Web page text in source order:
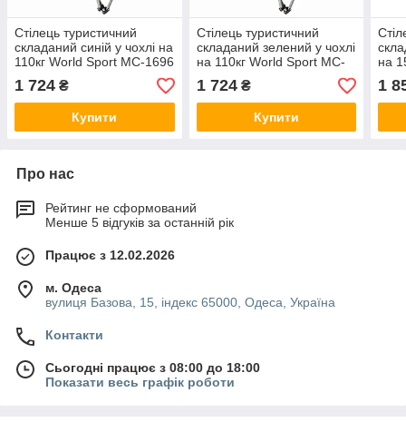
Стілець туристичний
складаний синій у чохлі на
110кг World Sport MC-1696
1 724 ₴
Купити
Стілець туристичний
складаний зелений у чохлі
на 110кг World Sport MC-
1696
1 724₴
Купити
на
1
Про нас
Рейтинг не сформований
Менше 5 відгуків за останній рік
Працює з 12.02.2026
м. Одеса
вулиця Базова, 15, індекс 65000, Одеса, Україна
Контакти
Сьогодні працює з 08:00 до 18:00
Показати весь графік роботи